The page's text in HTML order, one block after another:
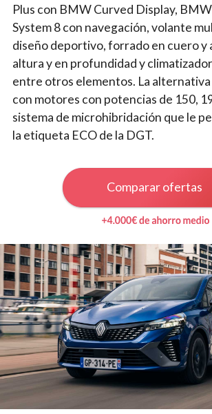
Plus con BMW Curved Display,
System 8 con navegación, volante
diseño deportivo, forrado en cuero y
altura y en profundidad y
entre otros elementos. La
con motores con potencias de 150,
sistema de microhibridación que le
la etiqueta ECO de la DGT.
Comparar ofertas